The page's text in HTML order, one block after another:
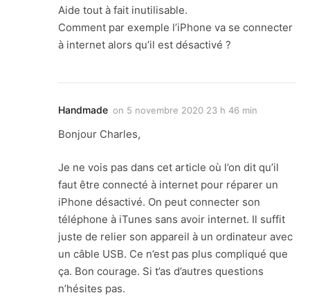
Aide tout à fait inutilisable.
Comment par exemple l’iPhone va se connecter
à internet alors qu’il est désactivé ?
Handmade on 5 novembre 2020 23 h 46 min
Bonjour Charles,
Je ne vois pas dans cet article où l’on dit qu’il
faut être connecté à internet pour réparer un
iPhone désactivé. On peut connecter son
téléphone à iTunes sans avoir internet. Il suffit
juste de relier son appareil à un ordinateur avec
un câble USB. Ce n’est pas plus compliqué que
ça. Bon courage. Si t’as d’autres questions
n’hésites pas.